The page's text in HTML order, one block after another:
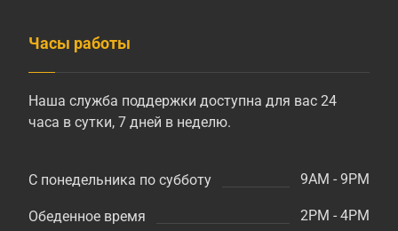
Часы работы
Наша служба поддержки доступна для вас 24
часа в сутки, 7 дней в неделю.
С понедельника по субботу 9AM - 9PM
Обеденное время 2PM - 4PM